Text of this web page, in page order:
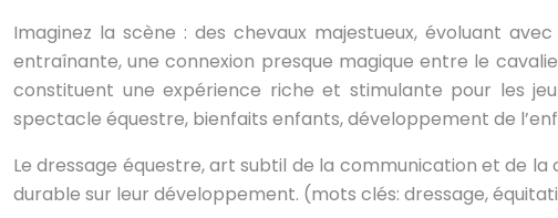
Imaginez la scène : des chevaux majestueux, évoluant
entraînante, une connexion presque magique entre le
constituent une expérience riche et stimulante pour les
spectacle équestre, bienfaits enfants, développement de
Le dressage équestre, art subtil de la communication et de
durable sur leur développement. (mots clés: dressage,